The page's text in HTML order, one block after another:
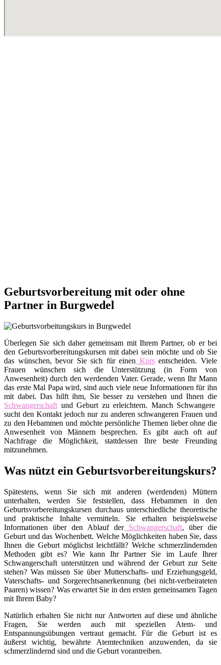
Geburtsvorbereitung mit oder ohne
Partner in Burgwedel
Überlegen Sie sich daher gemeinsam mit Ihrem Partner, ob er bei
den Geburtsvorbereitungskursen mit dabei sein möchte und ob Sie
das wünschen, bevor Sie sich für einen Kursentscheiden. Viele
Frauen wünschen sich die Unterstützung (in Form von
Anwesenheit) durch den werdenden Vater. Gerade, wenn Ihr Mann
das erste Mal Papa wird, sind auch viele neue Informationen für ihn
mit dabei. Das hilft ihm, Sie besser zu verstehen und Ihnen die
Schwangerschaft und Geburt zu erleichtern. Manch Schwangere
sucht den Kontakt jedoch nur zu anderen schwangeren Frauen und
zu den Hebammen und möchte persönliche Themen lieber ohne die
Anwesenheit von Männern besprechen. Es gibt auch oft auf
Nachfrage die Möglichkeit, stattdessen Ihre beste Freunding
mitzunehmen.
Was nützt ein Geburtsvorbereitungskurs?
Spätestens, wenn Sie sich mit anderen (werdenden) Müttern
unterhalten, werden Sie feststellen, dass Hebammen in den
Geburtsvorbereitungskursen durchaus unterschiedliche theoretische
und praktische Inhalte vermitteln. Sie erhalten beispielsweise
Informationen über den Ablauf derSchwangerschaft, über die
Geburt und das Wochenbett. Welche Möglichkeiten haben Sie, dass
Ihnen die Geburt möglichst leichtfällt? Welche schmerzlindernden
Methoden gibt es? Wie kann Ihr Partner Sie im Laufe Ihrer
Schwangerschaft unterstützen und während der Geburt zur Seite
stehen? Was müssen Sie über Mutterschafts- und Erziehungsgeld,
Vaterschafts- und Sorgerechtsanerkennung (bei nicht-verheirateten
Paaren) wissen? Was erwartet Sie in den ersten gemeinsamen Tagen
mit Ihrem Baby?
Natürlich erhalten Sie nicht nur Antworten auf diese und ähnliche
Fragen, Sie werden auch mit speziellen Atem- und
Entspannungsübungen vertraut gemacht. Für die Geburt ist es
äußerst wichtig, bewährte Atemtechniken anzuwenden, da sie
schmerzlindernd sind und die Geburt vorantreiben.